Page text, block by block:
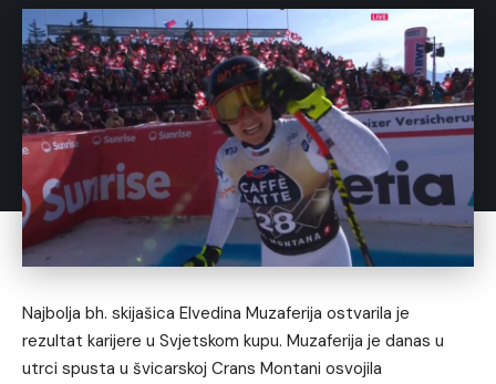
Najbolja bh. skijašica Elvedina Muzaferija ostvarila je
rezultat karijere u Svjetskom kupu. Muzaferija je danas u
utrci spusta u švicarskoj Crans Montani osvojila